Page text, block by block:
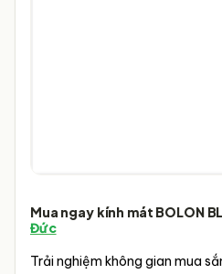
Mua ngay kính mát BOLON
Đức
Trải nghiệm không gian mua